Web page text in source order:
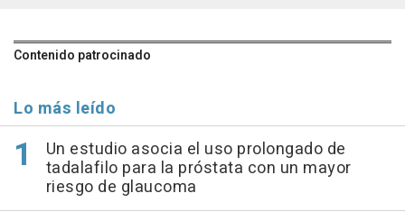
Contenido patrocinado
Lo más leído
Un estudio asocia el uso prolongado de
tadalafilo para la próstata con un mayor
riesgo de glaucoma